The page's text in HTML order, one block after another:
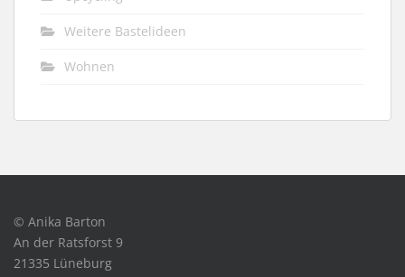
Weitere Bastelideen
Wohnen
© Anika Barton
An der Ratsforst 9
21335 Lüneburg